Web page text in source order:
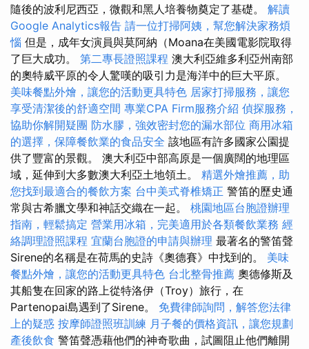
隨後的波利尼西亞，微觀和黑人培養物奠定了基礎。 解讀
Google Analytics報告 請一位打掃阿姨，幫您解決家務煩
惱 但是，成年女演員與莫阿納（Moana在美國電影院取得
了巨大成功。 第二專長證照課程 澳大利亞維多利亞州南部
的奧特威平原的令人驚嘆的吸引力是海洋中的巨大平原。
美味餐點外燴，讓您的活動更具特色 居家打掃服務，讓您
享受清潔後的舒適空間 專業CPA Firm服務介紹 偵探服務，
協助你解開疑團 防水膠，強效密封您的漏水部位 商用冰箱
的選擇，保障餐飲業的食品安全 該地區有許多國家公園提
供了豐富的景觀。 澳大利亞中部高原是一個廣闊的地理區
域，延伸到大多數澳大利亞土地領土。 精選外燴推薦，助
您找到最適合的餐飲方案 台中美式脊椎矯正 警笛的歷史通
常與古希臘文學和神話交織在一起。 桃園地區台胞證辦理
指南，輕鬆搞定 營業用冰箱，完美適用於各類餐飲業務 經
絡調理證照課程 宜蘭台胞證的申請與辦理 最著名的警笛聲
Sirene的名稱是在荷馬的史詩《奧德賽》中找到的。 美味
餐點外燴，讓您的活動更具特色 台北整骨推薦 奧德修斯及
其船隻在回家的路上從特洛伊（Troy）旅行，在
Partenopai島遇到了Sirene。 免費律師詢問，解答您法律
上的疑惑 按摩師證照班訓練 月子餐的價格資訊，讓您規劃
產後飲食 警笛聲憑藉他們的神奇歌曲，試圖阻止他們離開